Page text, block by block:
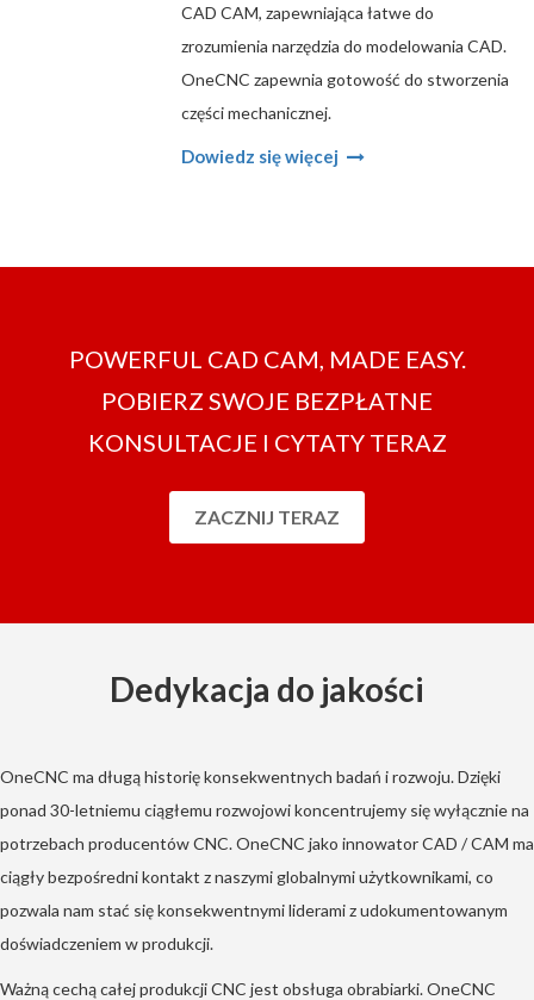
CAD CAM, zapewniająca łatwe do
zrozumienia narzędzia do modelowania CAD.
OneCNC zapewnia gotowość do stworzenia
części mechanicznej.
Dowiedz się więcej
POWERFUL CAD CAM, MADE EASY.
POBIERZ SWOJE BEZPŁATNE
KONSULTACJE I CYTATY TERAZ
ZACZNIJ TERAZ
Dedykacja do jakości
OneCNC ma długą historię konsekwentnych badań i rozwoju. Dzięki
ponad 30-letniemu ciągłemu rozwojowi koncentrujemy się wyłącznie na
potrzebach producentów CNC. OneCNC jako innowator CAD / CAM ma
ciągły bezpośredni kontakt z naszymi globalnymi użytkownikami, co
pozwala nam stać się konsekwentnymi liderami z udokumentowanym
doświadczeniem w produkcji.
Ważną cechą całej produkcji CNC jest obsługa obrabiarki. OneCNC